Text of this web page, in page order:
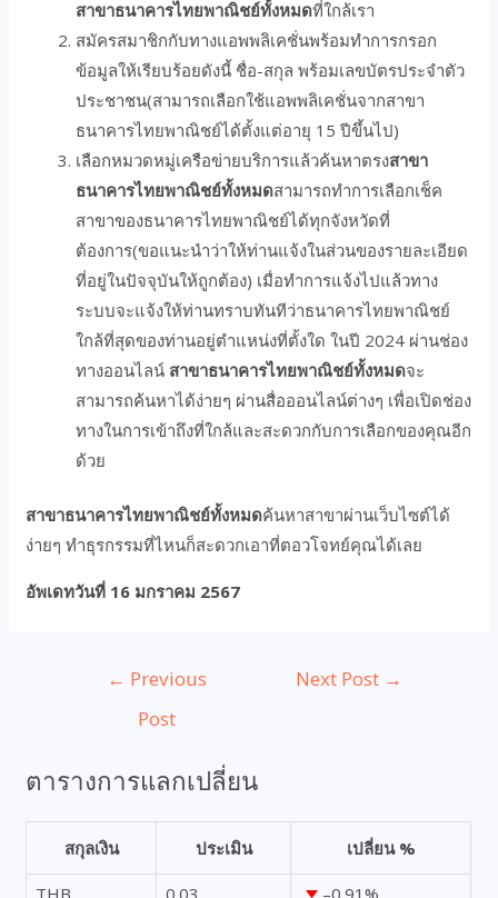
สาขาธนาคารไทยพาณิชย์ทั้งหมดที่ใกล้เรา
สมัครสมาชิกกับทางแอพพลิเคชั่นพร้อมทำการกรอก
ข้อมูลให้เรียบร้อยดังนี้ ชื่อ-สกุล พร้อมเลขบัตรประจำตัว
ประชาชน(สามารถเลือกใช้แอพพลิเคชั่นจากสาขา
ธนาคารไทยพาณิชย์ได้ตั้งแต่อายุ 15 ปีขึ้นไป)
เลือกหมวดหมู่เครือข่ายบริการแล้วค้นหาตรงสาขา
ธนาคารไทยพาณิชย์ทั้งหมดสามารถทำการเลือกเช็ค
สาขาของธนาคารไทยพาณิชย์ได้ทุกจังหวัดที่
ต้องการ(ขอแนะนำว่าให้ท่านแจ้งในส่วนของรายละเอียด
ที่อยู่ในปัจจุบันให้ถูกต้อง) เมื่อทำการแจ้งไปแล้วทาง
ระบบจะแจ้งให้ท่านทราบทันทีว่าธนาคารไทยพาณิชย์
ใกล้ที่สุดของท่านอยู่ตำแหน่งที่ตั้งใด ในปี 2024 ผ่านช่อง
ทางออนไลน์ สาขาธนาคารไทยพาณิชย์ทั้งหมดจะ
สามารถค้นหาได้ง่ายๆ ผ่านสื่อออนไลน์ต่างๆ เพื่อเปิดช่อง
ทางในการเข้าถึงที่ใกล้และสะดวกกับการเลือกของคุณอีก
ด้วย
สาขาธนาคารไทยพาณิชย์ทั้งหมดค้นหาสาขาผ่านเว็บไซต์ได้
ง่ายๆ ทำธุรกรรมที่ไหนก็สะดวกเอาที่ตอวโจทย์คุณได้เลย
อัพเดทวันที่ 16 มกราคม 2567
← Previous
Post
Next Post →
ตารางการแลกเปลี่ยน
สกุลเงิน ประเมิน เปลี่ยน %